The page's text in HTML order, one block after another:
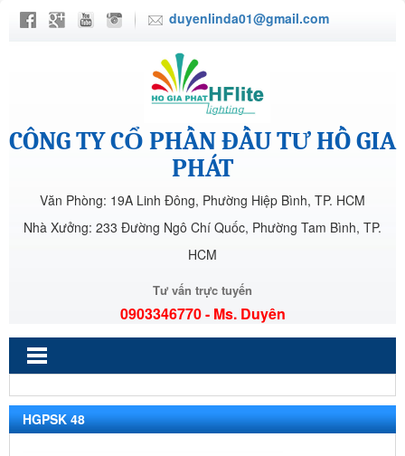
duyenlinda01@gmail.com
CÔNG TY CỔ PHẦN ĐẦU TƯ HỒ GIA
PHÁT
Văn Phòng: 19A Linh Đông, Phường Hiệp Bình, TP. HCM
Nhà Xưởng: 233 Đường Ngô Chí Quốc, Phường Tam Bình, TP.
HCM
Tư vấn trực tuyến
0903346770 - Ms. Duyên
HGPSK 48